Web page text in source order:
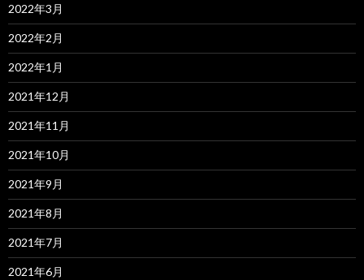
2022年3月
2022年2月
2022年1月
2021年12月
2021年11月
2021年10月
2021年9月
2021年8月
2021年7月
2021年6月